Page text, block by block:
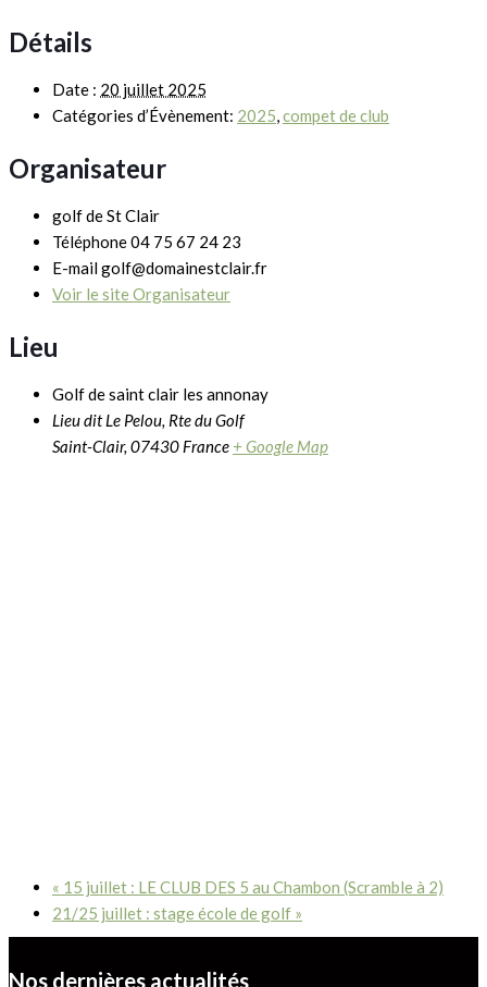
Détails
Date : 20 juillet 2025
Catégories d’Évènement: 2025,compet de club
Organisateur
golf de St Clair
Téléphone04 75 67 24 23
E-mailgolf@domainestclair.fr
Voir le site Organisateur
Lieu
Golf de saint clair les annonay
Lieu dit Le Pelou, Rte du Golf
Saint-Clair, 07430 France + Google Map
« 15 juillet : LE CLUB DES 5 au Chambon (Scramble à 2)
21/25 juillet : stage école de golf »
Nos dernières actualités